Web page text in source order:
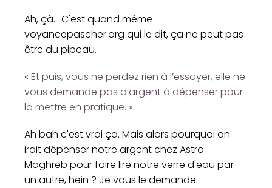
Ah, çà... C'est quand même
voyancepascher.org qui le dit, ça ne peut pas
être du pipeau.
« Et puis, vous ne perdez rien à l’essayer, elle ne
vous demande pas d’argent à dépenser pour
la mettre en pratique. »
Ah bah c'est vrai ça. Mais alors pourquoi on
irait dépenser notre argent chez Astro
Maghreb pour faire lire notre verre d'eau par
un autre, hein ? Je vous le demande.